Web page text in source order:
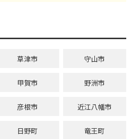
草津市 守山市
甲賀市 野洲市
彦根市 近江八幡市
日野町 竜王町